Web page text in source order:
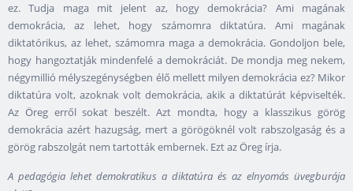
ez. Tudja maga mit jelent az, hogy demokrácia? Ami magának
demokrácia, az lehet, hogy számomra diktatúra. Ami magának
diktatórikus, az lehet, számomra maga a demokrácia. Gondoljon bele,
hogy hangoztatják mindenfelé a demokráciát. De mondja meg nekem,
négymillió mélyszegénységben élő mellett milyen demokrácia ez? Mikor
diktatúra volt, azoknak volt demokrácia, akik a diktatúrát képviselték.
Az Öreg erről sokat beszélt. Azt mondta, hogy a klasszikus görög
demokrácia azért hazugság, mert a görögöknél volt rabszolgaság és a
görög rabszolgát nem tartották embernek. Ezt az Öreg írja.
A pedagógia lehet demokratikus a diktatúra és az elnyomás üvegburája